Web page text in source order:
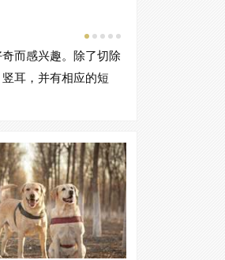
而感兴趣。除了切除
耳，并有相应的短